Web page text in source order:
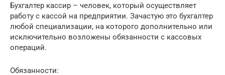
Бухгалтер кассир – человек, который осуществляет
работу с кассой на предприятии. Зачастую это бухгалтер
любой специализации, на которого дополнительно или
исключительно возложены обязанности с кассовых
операций.
Обязанности: